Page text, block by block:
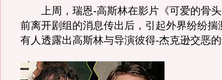
上周，瑞恩-高斯林在影片《可爱的骨头
前离开剧组的消息传出后，引起外界纷纷揣
有人透露出高斯林与导演彼得-杰克逊交恶